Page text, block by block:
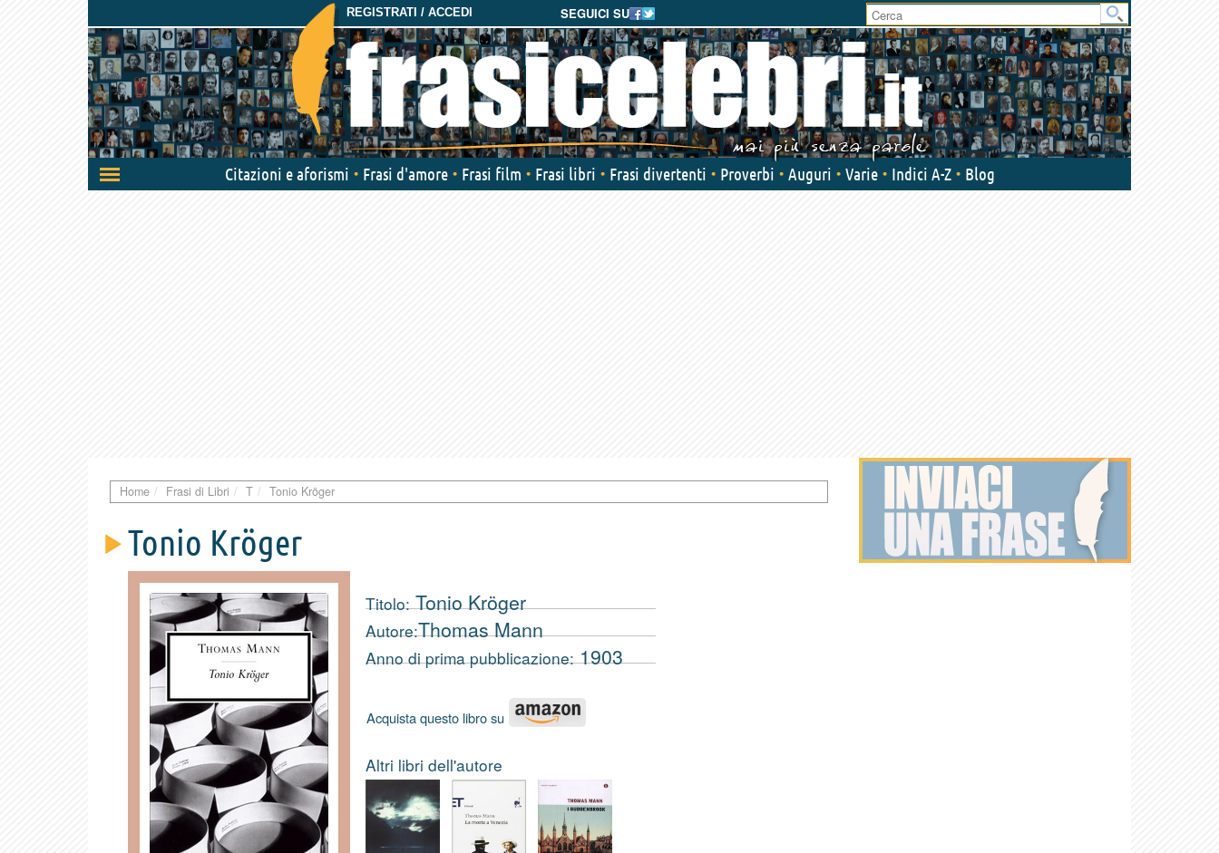
SEGUICI SU
REGISTRATI / ACCEDI
Attiva/disattiva
navigazione
User
area
Citazioni e aforismi Frasi d'amore Frasi film Frasi libri Frasi divertenti Proverbi Auguri Varie Indici A-Z Blog
Home Frasi di Libri T Tonio Kröger
Tonio Kröger
Titolo:Tonio Kröger
Autore:Thomas Mann
Anno di prima pubblicazione:1903
Acquista questo libro su
Altri libri dell'autore